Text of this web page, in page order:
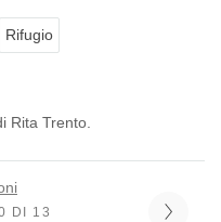
Rifugio
Rita Trento.
DI 13